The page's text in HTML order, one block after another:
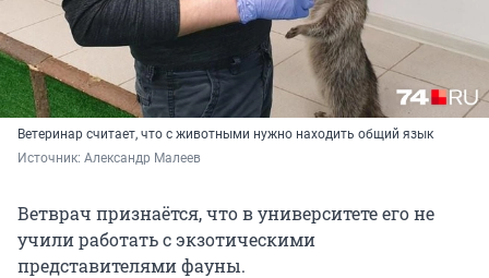
Ветеринар считает, что с животными нужно находить общий язык
Источник: Александр Малеев
Ветврач признаётся, что в университете его не
учили работать с экзотическими
представителями фауны.